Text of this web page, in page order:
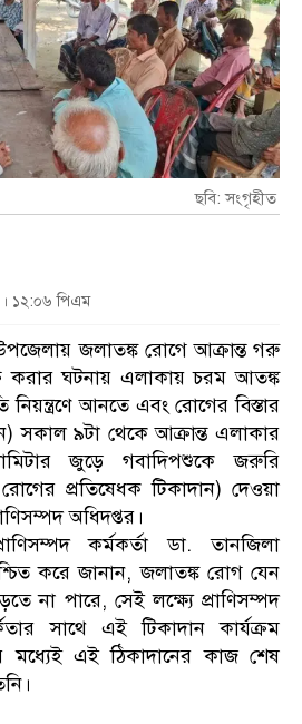
ছবি: সংগৃহীত
১২:০৬ পিএম
জলাতঙ্ক রোগে আক্রান্ত গরু
করার ঘটনায় এলাকায় চরম আতঙ্ক
নিয়ন্ত্রণে আনতে এবং রোগের বিস্তার
সকাল ৯টা থেকে আক্রান্ত এলাকার
জুড়ে গবাদিপশুকে জরুরি
রোগের প্রতিষেধক টিকাদান) দেওয়া
অধিদপ্তর।
কর্মকর্তা ডা. তানজিলা
করে জানান, জলাতঙ্ক রোগ যেন
না পারে, সেই লক্ষ্যে প্রাণিসম্পদ
সাথে এই টিকাদান কার্যক্রম
মধ্যেই এই ঠিকাদানের কাজ শেষ